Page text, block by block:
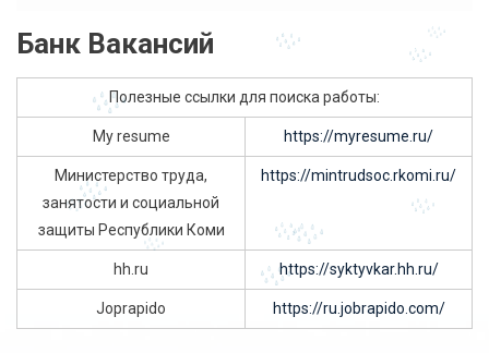
Банк Вакансий
Полезные ссылки для поиска работы:
My resume https://myresume.ru/
Министерство труда,
занятости и социальной
защиты Республики Коми
https://mintrudsoc.rkomi.ru/
hh.ru https://syktyvkar.hh.ru/
Joprapido https://ru.jobrapido.com/